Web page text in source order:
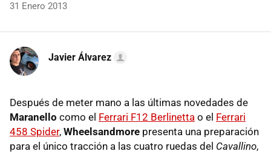
31 Enero 2013
Javier Álvarez
Después de meter mano a las últimas novedades de
Maranello como el Ferrari F12 Berlinetta o el Ferrari
458 Spider, Wheelsandmore presenta una preparación
para el único tracción a las cuatro ruedas del Cavallino,